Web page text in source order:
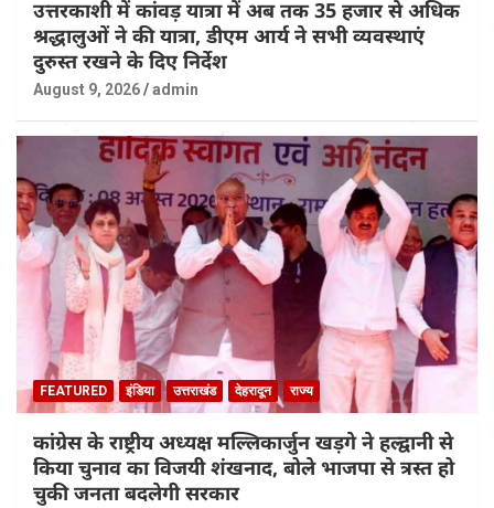
उत्तरकाशी में कांवड़ यात्रा में अब तक 35 हजार से अधिक
श्रद्धालुओं ने की यात्रा, डीएम आर्य ने सभी व्यवस्थाएं
दुरुस्त रखने के दिए निर्देश
August 9, 2026 admin
FEATURED इंडिया उत्तराखंड देहरादून राज्य
कांग्रेस के राष्ट्रीय अध्यक्ष मल्लिकार्जुन खड़गे ने हल्द्वानी से
किया चुनाव का विजयी शंखनाद, बोले भाजपा से त्रस्त हो
चुकी जनता बदलेगी सरकार